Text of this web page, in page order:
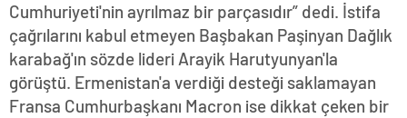
Cumhuriyeti'nin ayrılmaz bir parçasıdır” dedi. İstifa
çağrılarını kabul etmeyen Başbakan Paşinyan Dağlık
karabağ'ın sözde lideri Arayik Harutyunyan'la
görüştü. Ermenistan'a verdiği desteği saklamayan
Fransa Cumhurbaşkanı Macron ise dikkat çeken bir